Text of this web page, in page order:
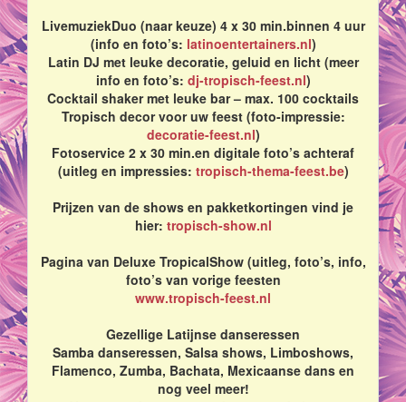
LivemuziekDuo (naar keuze) 4 x 30 min.binnen 4 uur
(info en foto’s: latinoentertainers.nl)
Latin DJ met leuke decoratie, geluid en licht (meer
info en foto’s: dj-tropisch-feest.nl)
Cocktail shaker met leuke bar – max. 100 cocktails
Tropisch decor voor uw feest (foto-impressie:
decoratie-feest.nl)
Fotoservice 2 x 30 min.en digitale foto’s achteraf
(uitleg en impressies: tropisch-thema-feest.be)
Prijzen van de shows en pakketkortingen vind je
hier: tropisch-show.nl
Pagina van Deluxe TropicalShow (uitleg, foto’s, info,
foto’s van vorige feesten
www.tropisch-feest.nl
Gezellige Latijnse danseressen
Samba danseressen, Salsa shows, Limboshows,
Flamenco, Zumba, Bachata, Mexicaanse dans en
nog veel meer!